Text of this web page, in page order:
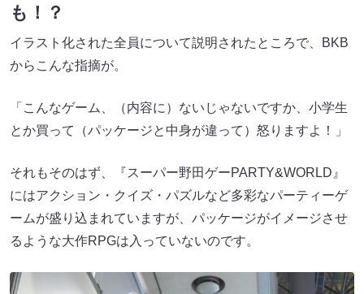
も！？
イラスト化された全員について説明されたところで、BKB
からこんな指摘が。
「こんなゲーム、（内容に）ないじゃないですか、小学生
とか買って（パッケージと中身が違って）怒りますよ！」
それもそのはず、『スーパー野田ゲーPARTY&WORLD』
にはアクション・クイズ・パズルなど多彩なパーティーゲ
ームが盛り込まれていますが、パッケージがイメージさせ
るような大作RPGは入っていないのです。